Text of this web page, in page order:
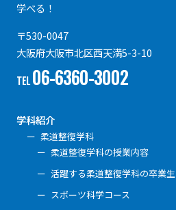
学べる！
〒530-0047
大阪府大阪市北区西天満5-3-10
TEL06-6360-3002
学科紹介
柔道整復学科
柔道整復学科の授業内容
活躍する柔道整復学科の卒業生
スポーツ科学コース